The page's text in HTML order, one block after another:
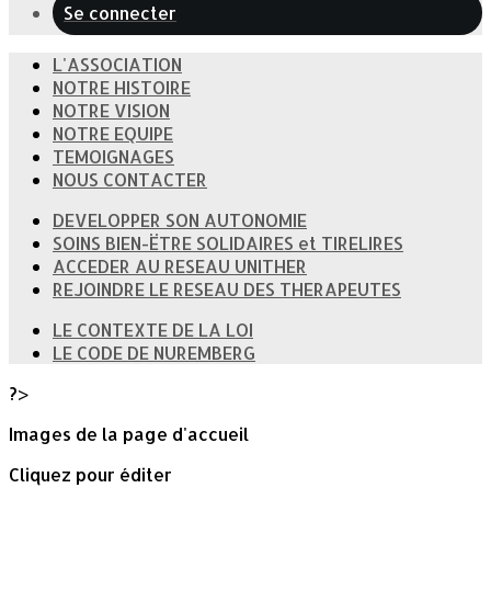
Se connecter
L'ASSOCIATION
NOTRE HISTOIRE
NOTRE VISION
NOTRE EQUIPE
TEMOIGNAGES
NOUS CONTACTER
DEVELOPPER SON AUTONOMIE
SOINS BIEN-ËTRE SOLIDAIRES et TIRELIRES
ACCEDER AU RESEAU UNITHER
REJOINDRE LE RESEAU DES THERAPEUTES
LE CONTEXTE DE LA LOI
LE CODE DE NUREMBERG
?>
Images de la page d'accueil
Cliquez pour éditer